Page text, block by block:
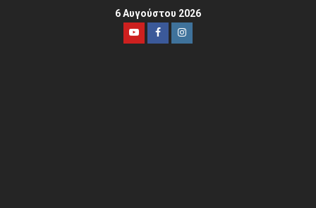
6 Αυγούστου 2026